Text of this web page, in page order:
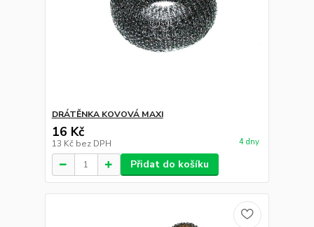
DRÁTĚNKA KOVOVÁ MAXI
16 Kč
13 Kč bez DPH 4 dny
Přidat do košíku